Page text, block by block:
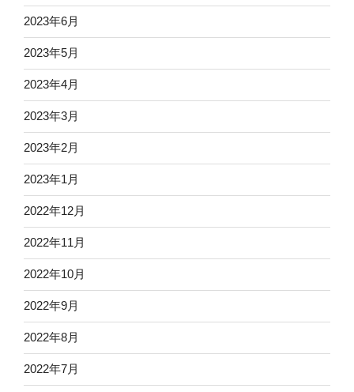
2023年6月
2023年5月
2023年4月
2023年3月
2023年2月
2023年1月
2022年12月
2022年11月
2022年10月
2022年9月
2022年8月
2022年7月